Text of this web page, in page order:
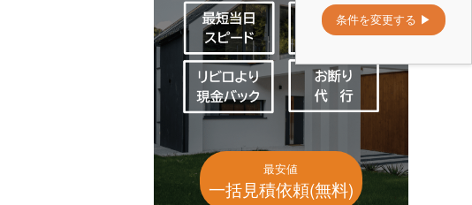
最安値
一括見積依頼(無料)